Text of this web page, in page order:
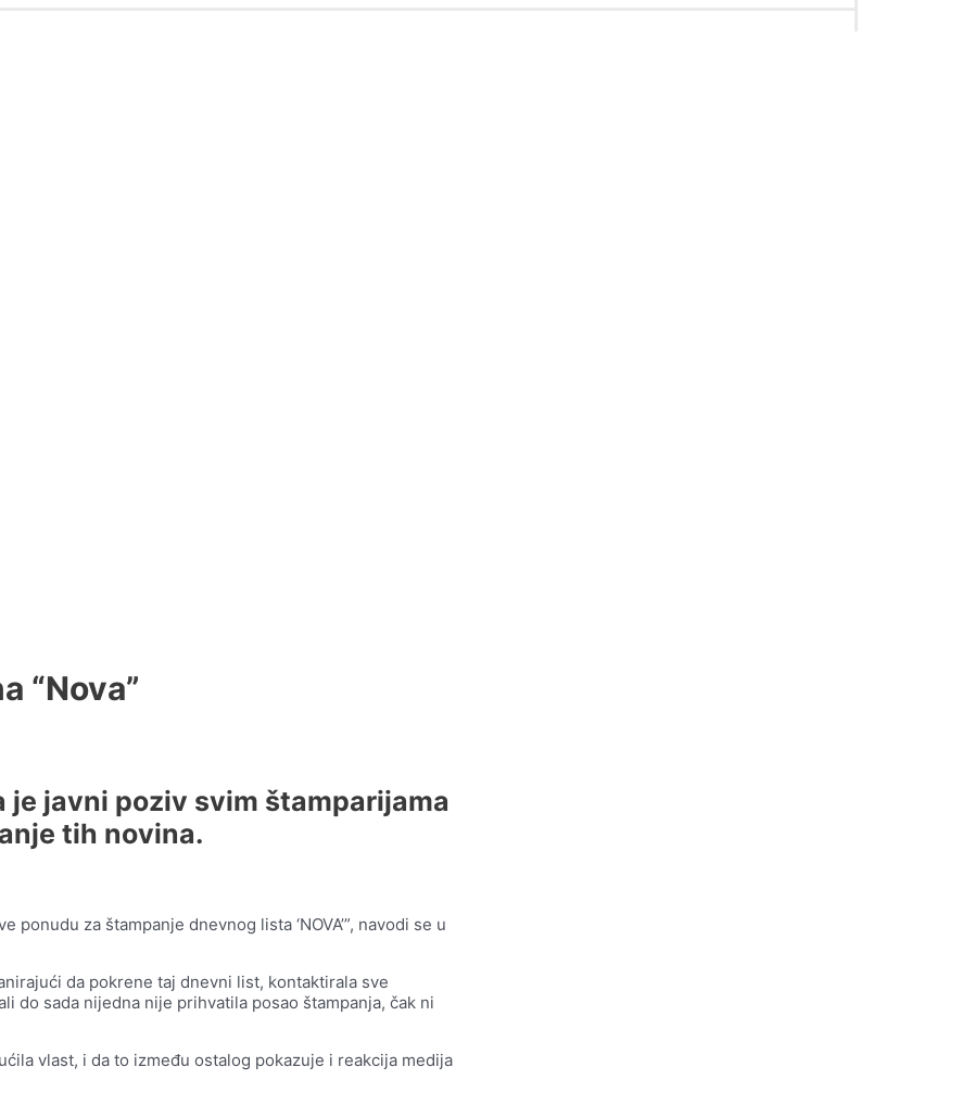
“Nova”
javni poziv svim štamparijama
tih novina.
za štampanje dnevnog lista ‘NOVA’”, navodi se u
da pokrene taj dnevni list, kontaktirala sve
do sada nijedna nije prihvatila posao štampanja, čak ni
vlast, i da to između ostalog pokazuje i reakcija medija